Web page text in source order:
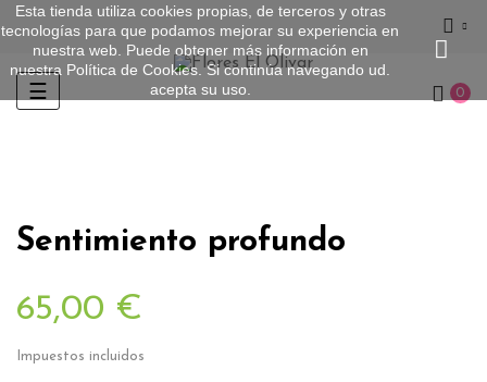
Esta tienda utiliza cookies propias, de terceros y otras
tecnologías para que podamos mejorar su experiencia en
nuestra web. Puede obtener más información en
nuestra Política de Cookies . Si continúa navegando ud.
acepta su uso.
Navegación
☰ 0
Sentimiento profundo
65,00 €
Impuestos incluidos